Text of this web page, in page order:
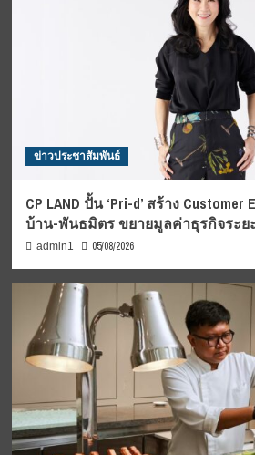
ข่าวประชาสัมพันธ์
CP LAND ปั้น ‘Pri-d’ สร้าง
บ้าน-พันธมิตร ขยายมูลค่าธุรกิจระย
admin1 05/08/2026